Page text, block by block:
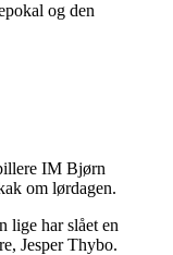
og den
IM Bjørn
om lørdagen.
lige har slået en
Jesper Thybo.